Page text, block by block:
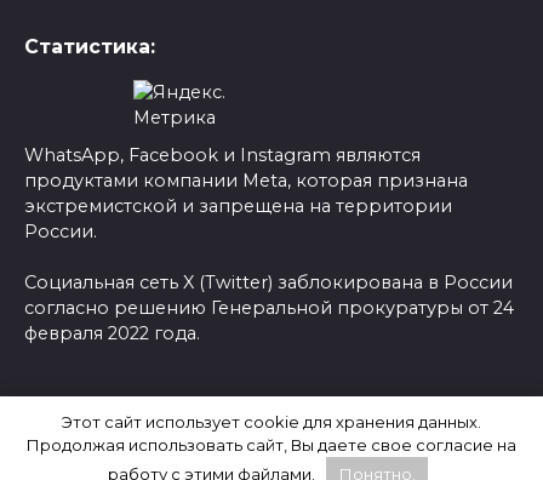
Статистика:
WhatsApp, Facebook и Instagram являются
продуктами компании Meta, которая признана
экстремистской и запрещена на территории
России.
Социальная сеть X (Twitter) заблокирована в России
согласно решению Генеральной прокуратуры от 24
февраля 2022 года.
Последние новости России
Этот сайт использует cookie для хранения данных.
Продолжая использовать сайт, Вы даете свое согласие на
работу с этими файлами.
Понятно.